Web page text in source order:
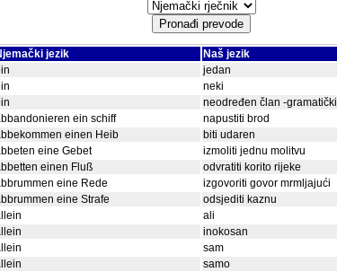
jezik
Naš jezik
jedan
neki
neodređen član -gramatički
ein schiff
napustiti brod
einen Heib
biti udaren
eine Gebet
izmoliti jednu molitvu
einen Fluß
odvratiti korito rijeke
eine Rede
izgovoriti govor mrmljajući
eine Strafe
odsjediti kaznu
ali
inokosan
sam
samo